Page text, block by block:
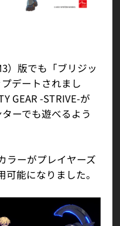
）版でも「ブリジッ
デートされまし
GEAR -STRIVE-が
ーでも遊べるよう
ラーがプレイヤーズ
能になりました。